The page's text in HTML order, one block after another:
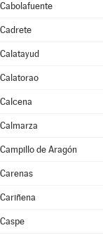
Cabolafuente
Cadrete
Calatayud
Calatorao
Calcena
Calmarza
Campillo de Aragón
Carenas
Cariñena
Caspe